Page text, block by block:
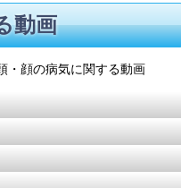
動画
・顔の病気に関する動画